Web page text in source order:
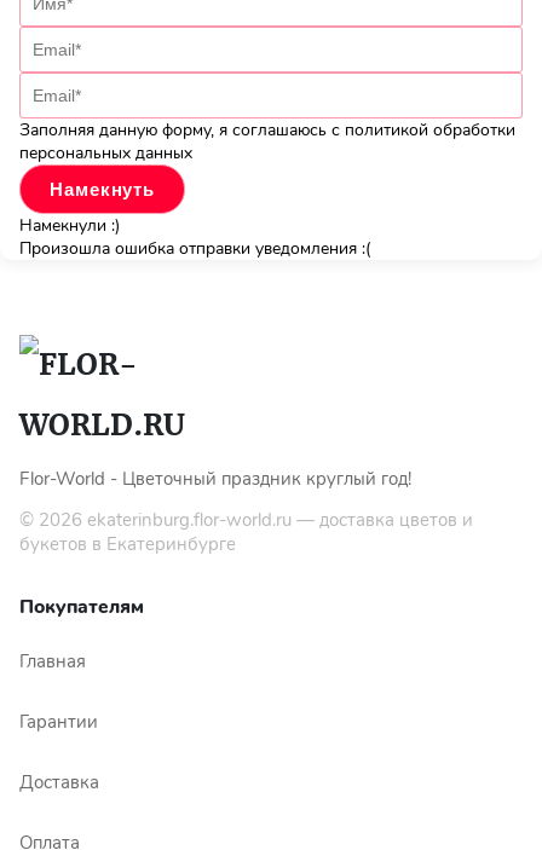
Заполняя данную форму, я соглашаюсь с политикой обработки
персональных данных
Намекнули :)
Произошла ошибка отправки уведомления :(
Flor-World - Цветочный праздник круглый год!
© 2026 ekaterinburg.flor-world.ru — доставка цветов и
букетов в Екатеринбурге
Покупателям
Главная
Гарантии
Доставка
Оплата